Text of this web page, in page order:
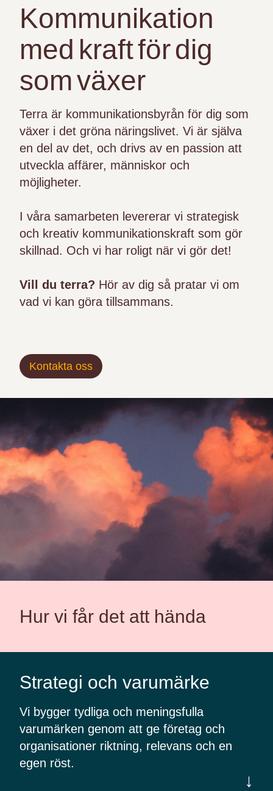
Kommunikation
med kraft för dig
som växer
Terra är kommunikationsbyrån för dig som
växer i det gröna näringslivet. Vi är själva
en del av det, och drivs av en passion att
utveckla affärer, människor och
möjligheter.
I våra samarbeten levererar vi strategisk
och kreativ kommunikationskraft som gör
skillnad. Och vi har roligt när vi gör det!
Vill du terra? Hör av dig så pratar vi om
vad vi kan göra tillsammans.
Kontakta oss
Hur vi får det att hända
Strategi och varumärke
Vi bygger tydliga och meningsfulla
varumärken genom att ge företag och
organisationer riktning, relevans och en
egen röst.
↓